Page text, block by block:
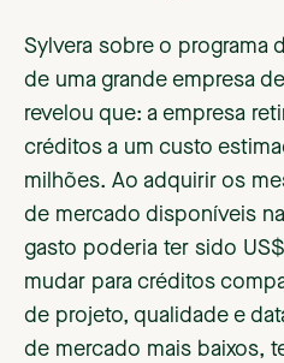
Sylvera sobre o programa
de uma grande empresa
revelou que: a empresa
créditos a um custo
milhões. Ao adquirir os
de mercado disponíveis
gasto poderia ter sido
mudar para créditos
de projeto, qualidade e
de mercado mais baixos,